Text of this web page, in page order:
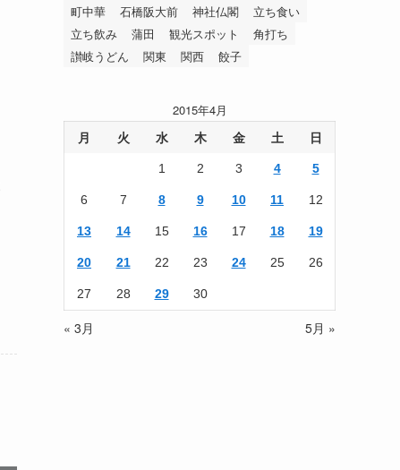
町中華
石橋阪大前 神社仏閣
立ち食い
立ち飲み
蒲田 観光スポット
角打ち
讃岐うどん
関東 関西 餃子
2015年4月
月 火 水 木 金 土 日
1 2 3 4 5
6 7 8 9 10 11 12
13 14 15 16 17 18 19
20 21 22 23 24 25 26
27 28 29 30
« 3月 5月 »